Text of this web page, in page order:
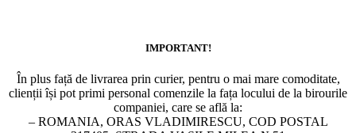
IMPORTANT!
În plus față de livrarea prin curier, pentru o mai mare comoditate,
clienții își pot primi personal comenzile la fața locului de la birourile
companiei, care se află la:
– ROMANIA, ORAS VLADIMIRESCU, COD POSTAL